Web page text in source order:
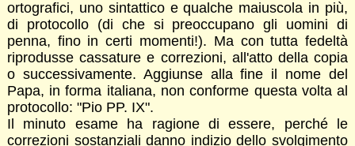
ortografici, uno sintattico e qualche maiuscola in più,
di protocollo (di che si preoccupano gli uomini di
penna, fino in certi momenti!). Ma con tutta fedeltà
riprodusse cassature e correzioni, all'atto della copia
o successivamente. Aggiunse alla fine il nome del
Papa, in forma italiana, non conforme questa volta al
protocollo: "Pio PP. IX".
Il minuto esame ha ragione di essere, perché le
correzioni sostanziali danno indizio dello svolgimento